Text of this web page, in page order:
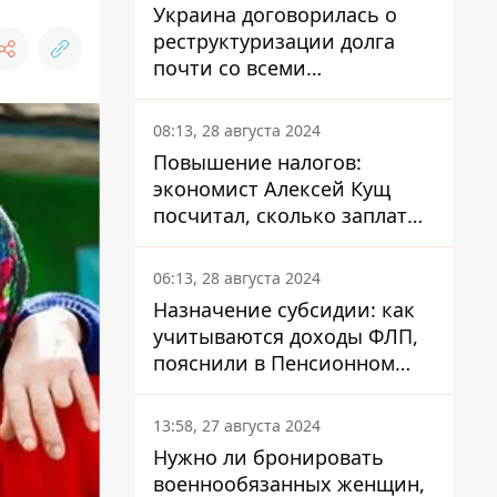
Украина договорилась о
реструктуризации долга
почти со всеми
держателями
еврооблигаций: что это
значит для страны
08:13, 28 августа 2024
Повышение налогов:
экономист Алексей Кущ
посчитал, сколько заплатит
каждый украинец
06:13, 28 августа 2024
Назначение субсидии: как
учитываются доходы ФЛП,
пояснили в Пенсионном
фонде
13:58, 27 августа 2024
Нужно ли бронировать
военнообязанных женщин,